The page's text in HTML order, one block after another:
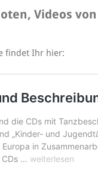
Videos
findet Ihr hier: